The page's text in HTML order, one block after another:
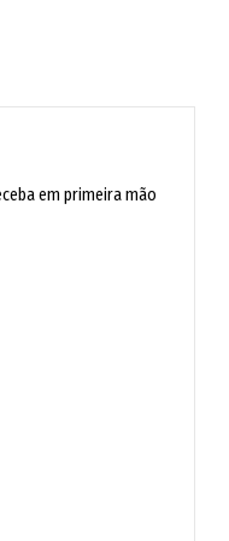
de 30 anos. Seu
Malraux
libertação. Soltaram-
a Paris e morou com
que considera
nadas; neste,
decepcionante, uma
da idade, um
uma vantagem sobre
em primeira mão